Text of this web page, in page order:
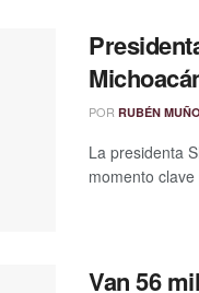
POR RUBÉN
La presidenta
momento
Van 56